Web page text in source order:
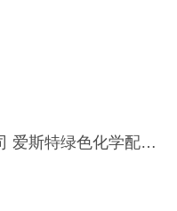
广安爱斯特健康科技有限公司 爱斯特绿色化学配套中试平台项目环境影响报告书 征求意见稿公示